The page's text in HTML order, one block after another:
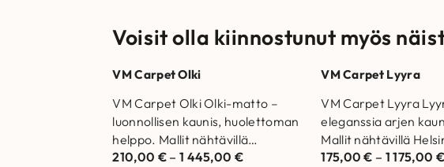
Voisit olla kiinnostunut myös
VM Carpet Olki
VM Carpet Olki Olki-matto –
luonnollisen kaunis, huolettoman
helppo. Mallit nähtävillä
Helsingin ja Vantaan
210,00 €– 1 445,00 €
VM Carpet Lyyra
VM Carpet Lyyra
eleganssia arjen
Mallit nähtävillä
Vantaan myymälöissä.
175,00€ – 1 175,00 €